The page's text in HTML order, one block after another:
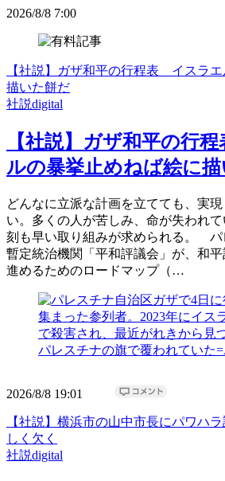
2026/8/8 7:00
【社説】ガザ和平の行程表 イスラ
描いた餅だ
社説digital
【社説】ガザ和平の行
ルの暴挙止めねば絵に
どんなに立派な計画を立てても、実
い。多くの人が苦しみ、命が失われ
刻も早い取り組みが求められる。 パ
暫定統治機関「平和評議会」が、和
進めるためのロードマップ（…
2026/8/8 19:01
【社説】横浜市の山中市長にパワハ
しく欠く
社説digital